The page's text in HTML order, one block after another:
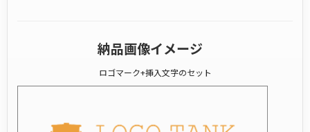
納品画像イメージ
ロゴマーク+挿入文字のセット